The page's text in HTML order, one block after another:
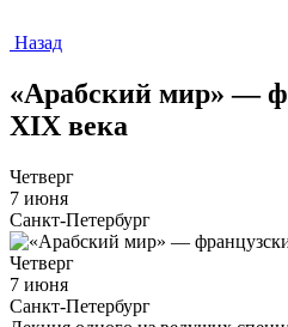
Назад
«Арабский мир» —
XIX века
Четверг
7 июня
Санкт-Петербург
Четверг
7 июня
Санкт-Петербург